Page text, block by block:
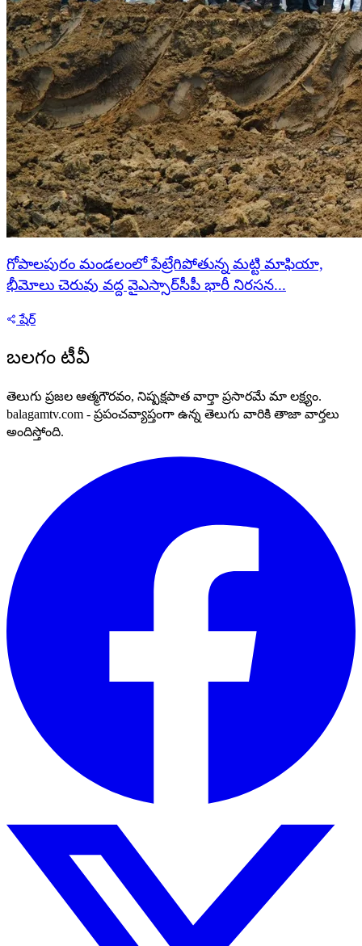
గోపాలపురం మండలంలో పేట్రేగిపోతున్న మట్టి మాఫియా,
భీమోలు చెరువు వద్ద వైఎస్సార్‌సీపీ భారీ నిరసన...
షేర్
బలగం టీవీ
తెలుగు ప్రజల ఆత్మగౌరవం, నిష్పక్షపాత వార్తా ప్రసారమే మా లక్ష్యం.
balagamtv.com - ప్రపంచవ్యాప్తంగా ఉన్న తెలుగు వారికి తాజా వార్తలు
అందిస్తోంది.